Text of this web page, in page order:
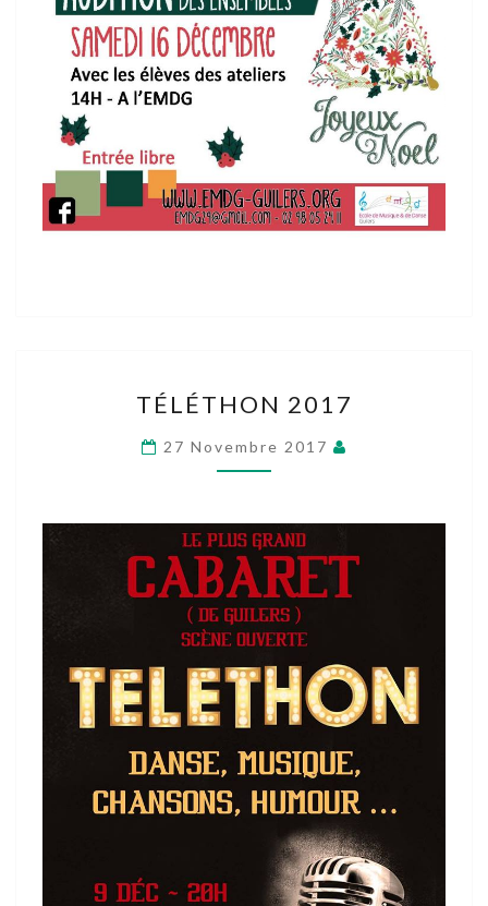
2017
TÉLÉTHON 2017
27 Novembre 2017